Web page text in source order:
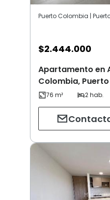
Puerto Colombia |
$2.444.000
Apartamento en
Colombia,